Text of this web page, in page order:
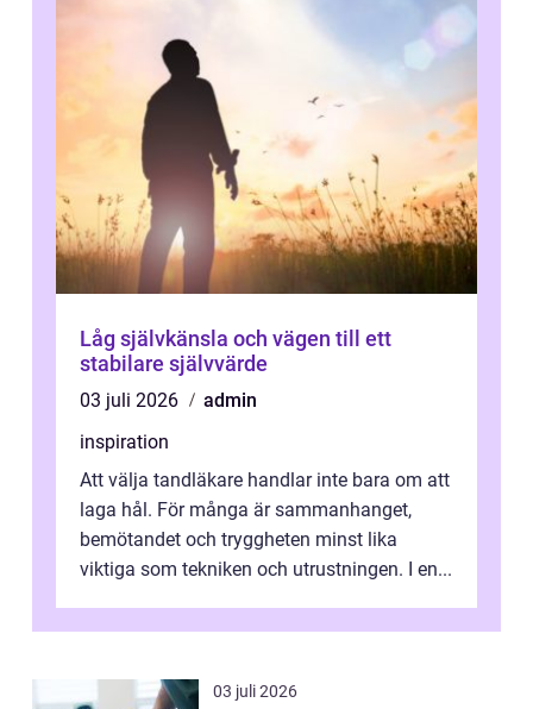
Låg självkänsla och vägen till ett
stabilare självvärde
03 juli 2026
admin
inspiration
Att välja tandläkare handlar inte bara om att
laga hål. För många är sammanhanget,
bemötandet och tryggheten minst lika
viktiga som tekniken och utrustningen. I en...
03 juli 2026